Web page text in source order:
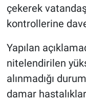
çekerek
kontrollerine
Yapılan
nitelendirilen
alınmadığı
damar